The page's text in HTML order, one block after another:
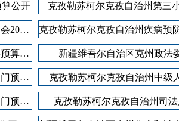
公开 克孜勒苏柯尔克孜自治州第三
新疆维吾尔自治区克孜勒苏柯尔克孜自治州妇女联合会2017年部门预算公开
克孜勒苏柯尔克孜自治州党委机构编制委员会2017年预算公开 新疆维吾尔自治区克州政法
中共克孜勒苏柯尔克孜自治州委员会办公室2017年部门预算公开说明 克孜勒苏柯尔克孜自治州中级
中共克孜勒苏柯尔克孜自治州委员会机要局2017年部门预算公开说明 克孜勒苏柯尔克孜自治州司